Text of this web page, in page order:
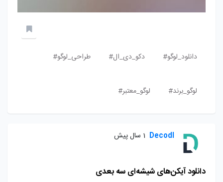
دانلود_لوگو# دکو_دی_ال# طراحی_لوگو#
لوگو_برند# لوگو_معتبر#
Decodl 1 سال پیش
دانلود آیکن‌های شیشه‌ای سه بعدی